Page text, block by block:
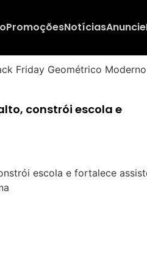
PromoçõesNotíciasAnuncie
constrói escola e